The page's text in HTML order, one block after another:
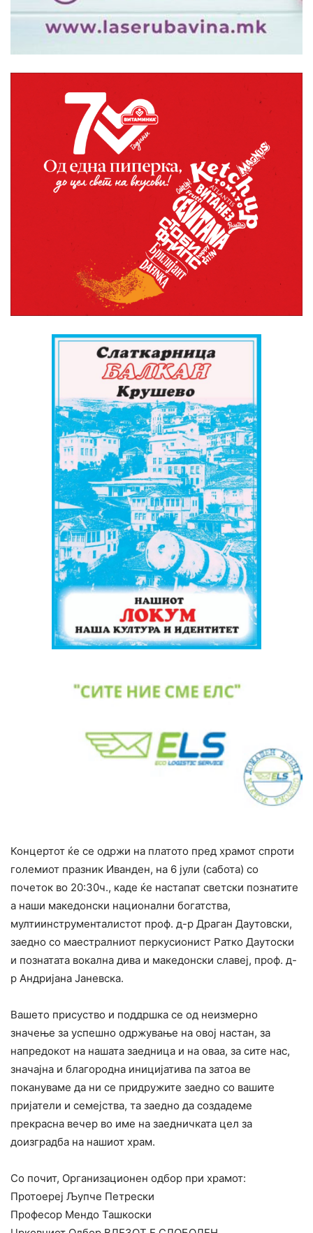
Концертот ќе се одржи на платото пред храмот спроти
големиот празник Иванден, на 6 јули (сабота) со
почеток во 20:30ч., каде ќе настапат светски познатите
а наши македонски национални богатства,
мултиинструменталистот проф. д-р Драган Даутовски,
заедно со маестралниот перкусионист Ратко Даутоски
и познатата вокална дива и македонски славеј, проф. д-
р Андријана Јаневска.
Вашето присуство и поддршка се од неизмерно
значење за успешно одржување на овој настан, за
напредокот на нашата заедница и на оваа, за сите нас,
значајна и благородна иницијатива па затоа ве
покануваме да ни се придружите заедно со вашите
пријатели и семејства, та заедно да создадеме
прекрасна вечер во име на заедничката цел за
доизградба на нашиот храм.
Со почит, Организационен одбор при храмот:
Протоереј Љупче Петрески
Професор Мендо Ташкоски